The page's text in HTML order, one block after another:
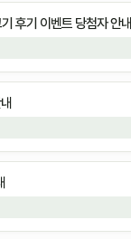
후기 이벤트 당첨자 안내